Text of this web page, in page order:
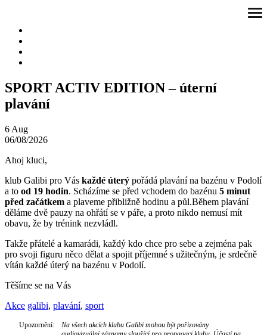
obsah
SPORT ACTIV EDITION – úterní
plavání
6 Aug
06/08/2026
Ahoj kluci,
klub Galibi pro Vás každé úterý pořádá plavání na bazénu v Podolí
a to od 19 hodin. Scházíme se před vchodem do bazénu 5 minut
před začátkem a plaveme přibližně hodinu a půl.Během plavání
děláme dvě pauzy na ohřátí se v páře, a proto nikdo nemusí mít
obavu, že by trénink nezvládl.
Takže přátelé a kamarádi, každý kdo chce pro sebe a zejména pak
pro svoji figuru něco dělat a spojit příjemné s užitečným, je srdečně
vítán každé úterý na bazénu v Podolí.
Těšíme se na Vás
Akce galibi, plavání, sport
Upozornění:
Na všech akcích klubu Galibi mohou být pořizovány